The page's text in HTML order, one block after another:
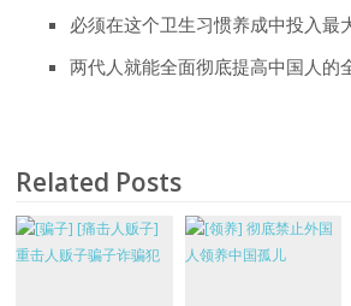
必须在这个卫生习惯养成中投入最
两代人就能全面彻底提高中国人的
Related Posts